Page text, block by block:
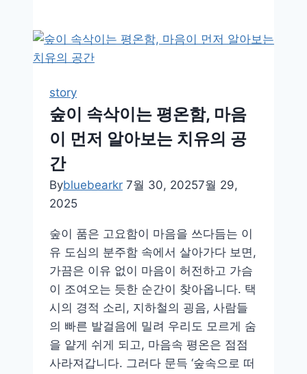
연
있
기,
리
처
링
의
마
법
story
숲이 속삭이는 평온함, 마음
이 먼저 알아보는 치유의 공
간
Bybluebearkr 7월 30, 20257월 29,
2025
숲이 품은 고요함이 마음을 쓰다듬는 이
유 도심의 분주함 속에서 살아가다 보면,
가끔은 이유 없이 마음이 허전하고 가슴
이 조여오는 듯한 순간이 찾아옵니다. 택
시의 경적 소리, 지하철의 굉음, 사람들
의 빠른 발걸음에 밀려 우리도 모르게 숨
을 얕게 쉬게 되고, 마음속 평온은 점점
사라져갑니다. 그러다 문득 ‘숲속으로 떠